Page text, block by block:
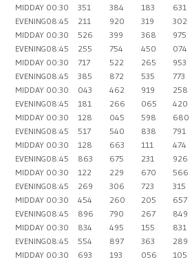
MIDDAY 00:30 351 384 183 631
EVENING08:45 211 920 319 302
MIDDAY 00:30 526 399 368 975
EVENING08:45 255 754 450 074
MIDDAY 00:30 717 522 265 953
EVENING08:45 385 872 535 773
MIDDAY 00:30 043 462 919 258
EVENING08:45 181 266 065 420
MIDDAY 00:30 128 045 598 680
EVENING08:45 517 540 838 791
MIDDAY 00:30 128 663 111 474
EVENING08:45 863 675 231 926
MIDDAY 00:30 122 229 670 566
EVENING08:45 269 306 723 315
MIDDAY 00:30 454 260 205 657
EVENING08:45 896 790 267 849
MIDDAY 00:30 834 495 155 831
EVENING08:45 554 897 363 289
MIDDAY 00:30 693 193 056 105